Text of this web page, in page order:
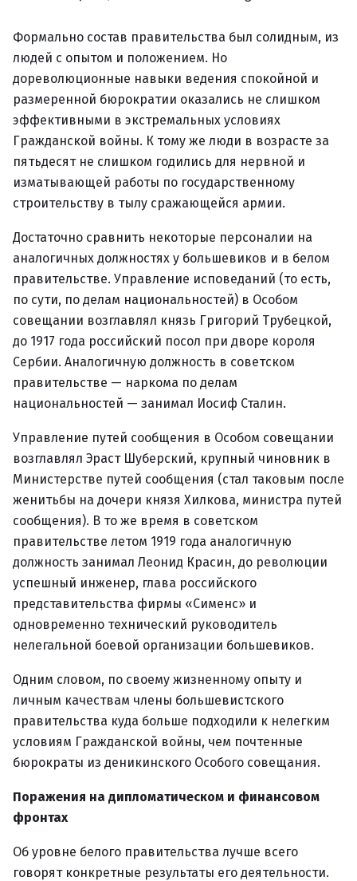
Формально состав правительства был солидным, из
людей с опытом и положением. Но
дореволюционные навыки ведения спокойной и
размеренной бюрократии оказались не слишком
эффективными в экстремальных условиях
Гражданской войны. К тому же люди в возрасте за
пятьдесят не слишком годились для нервной и
изматывающей работы по государственному
строительству в тылу сражающейся армии.
Достаточно сравнить некоторые персоналии на
аналогичных должностях у большевиков и в белом
правительстве. Управление исповеданий (то есть,
по сути, по делам национальностей) в Особом
совещании возглавлял князь Григорий Трубецкой,
до 1917 года российский посол при дворе короля
Сербии. Аналогичную должность в советском
правительстве — наркома по делам
национальностей — занимал Иосиф Сталин.
Управление путей сообщения в Особом совещании
возглавлял Эраст Шуберский, крупный чиновник в
Министерстве путей сообщения (стал таковым после
женитьбы на дочери князя Хилкова, министра путей
сообщения). В то же время в советском
правительстве летом 1919 года аналогичную
должность занимал Леонид Красин, до революции
успешный инженер, глава российского
представительства фирмы «Сименс» и
одновременно технический руководитель
нелегальной боевой организации большевиков.
Одним словом, по своему жизненному опыту и
личным качествам члены большевистского
правительства куда больше подходили к нелегким
условиям Гражданской войны, чем почтенные
бюрократы из деникинского Особого совещания.
Поражения на дипломатическом и финансовом
фронтах
Об уровне белого правительства лучше всего
говорят конкретные результаты его деятельности.